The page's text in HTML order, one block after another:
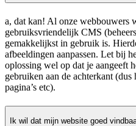
a, dat kan! Al onze webbouwers
gebruiksvriendelijk CMS
gemakkelijkst in gebruik is.
afbeeldingen aanpassen. Let bij
oplossing wel op dat je aangeeft
gebruiken aan de achterkant
pagina’s etc).
Ik wil dat mijn website goed